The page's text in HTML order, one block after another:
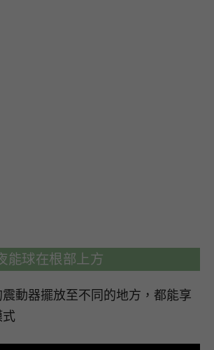
能球在根部上方
動器擺放至不同的地方，都能享
式